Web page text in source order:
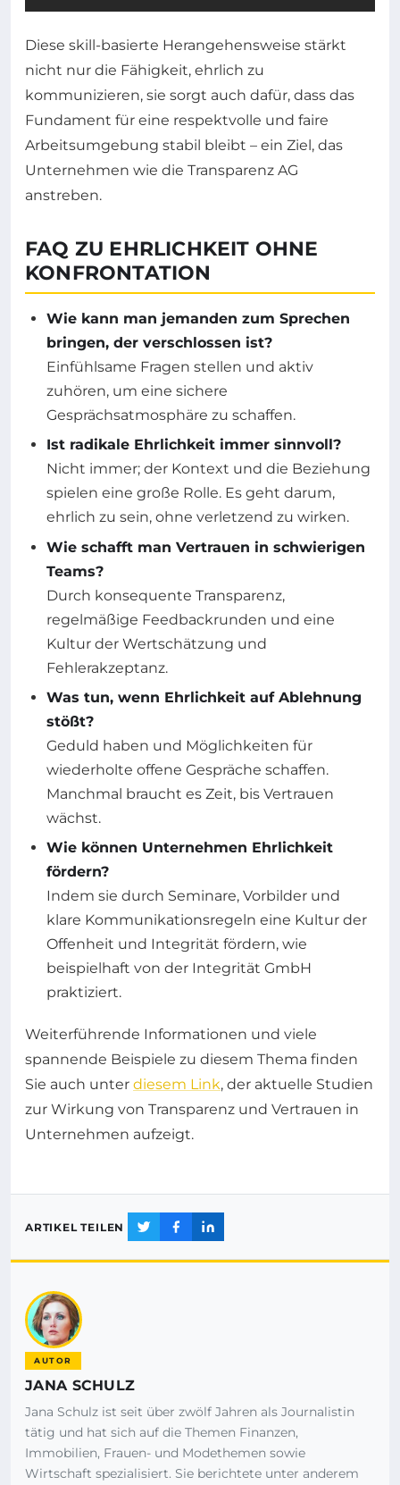
Diese skill-basierte Herangehensweise stärkt
nicht nur die Fähigkeit, ehrlich zu
kommunizieren, sie sorgt auch dafür, dass das
Fundament für eine respektvolle und faire
Arbeitsumgebung stabil bleibt – ein Ziel, das
Unternehmen wie die Transparenz AG
anstreben.
FAQ ZU EHRLICHKEIT OHNE
KONFRONTATION
Wie kann man jemanden zum Sprechen
bringen, der verschlossen ist?
Einfühlsame Fragen stellen und aktiv
zuhören, um eine sichere
Gesprächsatmosphäre zu schaffen.
Ist radikale Ehrlichkeit immer sinnvoll?
Nicht immer; der Kontext und die Beziehung
spielen eine große Rolle. Es geht darum,
ehrlich zu sein, ohne verletzend zu wirken.
Wie schafft man Vertrauen in schwierigen
Teams?
Durch konsequente Transparenz,
regelmäßige Feedbackrunden und eine
Kultur der Wertschätzung und
Fehlerakzeptanz.
Was tun, wenn Ehrlichkeit auf Ablehnung
stößt?
Geduld haben und Möglichkeiten für
wiederholte offene Gespräche schaffen.
Manchmal braucht es Zeit, bis Vertrauen
wächst.
Wie können Unternehmen Ehrlichkeit
fördern?
Indem sie durch Seminare, Vorbilder und
klare Kommunikationsregeln eine Kultur der
Offenheit und Integrität fördern, wie
beispielhaft von der Integrität GmbH
praktiziert.
Weiterführende Informationen und viele
spannende Beispiele zu diesem Thema finden
Sie auch unter diesem Link, der aktuelle Studien
zur Wirkung von Transparenz und Vertrauen in
Unternehmen aufzeigt.
ARTIKEL TEILEN
AUTOR
JANA SCHULZ
Jana Schulz ist seit über zwölf Jahren als Journalistin
tätig und hat sich auf die Themen Finanzen,
Immobilien, Frauen- und Modethemen sowie
Wirtschaft spezialisiert. Sie berichtete unter anderem